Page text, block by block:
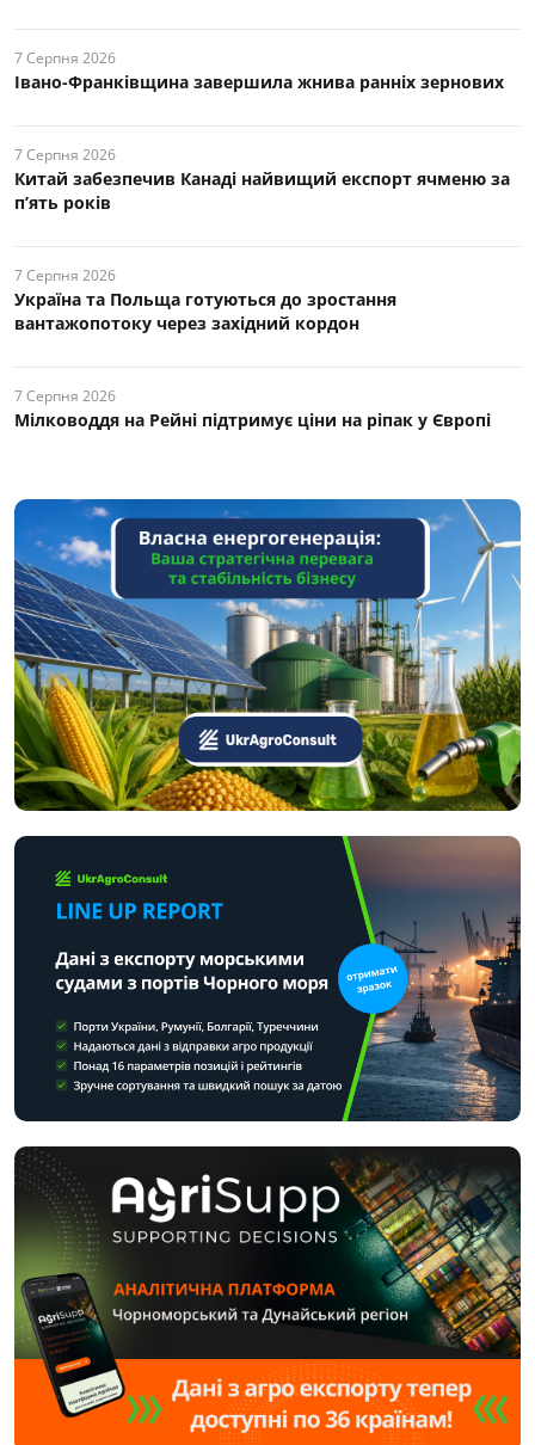
7 Серпня 2026
Івано-Франківщина завершила жнива ранніх зернових
7 Серпня 2026
Китай забезпечив Канаді найвищий експорт ячменю за
п’ять років
7 Серпня 2026
Україна та Польща готуються до зростання
вантажопотоку через західний кордон
7 Серпня 2026
Мілководдя на Рейні підтримує ціни на ріпак у Європі